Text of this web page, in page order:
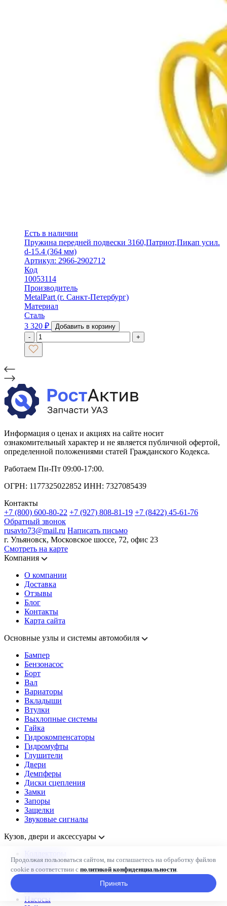
Есть в наличии
Пружина передней подвески 3160,Патриот,Пикап усил.
d-15.4 (364 мм)
Артикул: 2966-2902712
Код
10053114
Производитель
MetalPart (г. Санкт-Петербург)
Материал
Сталь
3 320 ₽
Добавить в корзину
-
+
Информация о ценах и акциях на сайте носит
ознакомительный характер и не является публичной офертой,
определенной положениями статей Гражданского Кодекса.
Работаем Пн-Пт 09:00-17:00.
ОГРН: 1177325022852 ИНН: 7327085439
Контакты
+7 (800) 600-80-22 +7 (927) 808-81-19 +7 (8422) 45-61-76
Обратный звонок
rusavto73@mail.ru Написать письмо
г. Ульяновск, Московское шоссе, 72, офис 23
Смотреть на карте
Компания
О компании
Доставка
Отзывы
Блог
Контакты
Карта сайта
Основные узлы и системы автомобиля
Бампер
Бензонасос
Борт
Вал
Вариаторы
Вкладыши
Втулки
Выхлопные системы
Гайка
Гидрокомпенсаторы
Гидромуфты
Глушители
Двери
Демпферы
Диски сцепления
Замки
Запоры
Защелки
Звуковые сигналы
Кузов, двери и аксессуары
Колодки
Колпаки
Насосы
Продолжая пользоваться сайтом, вы соглашаетесь на обработку файлов
cookie в соответствии с политикой конфиденциальности.
Принять